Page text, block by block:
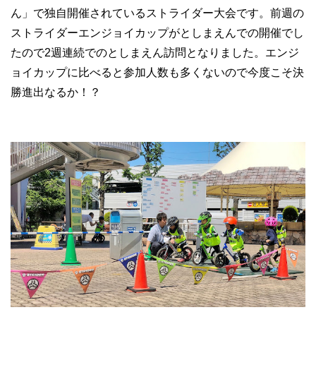
ん」で独自開催されているストライダー大会です。前週の
ストライダーエンジョイカップがとしまえんでの開催でし
たので2週連続でのとしまえん訪問となりました。エンジ
ョイカップに比べると参加人数も多くないので今度こそ決
勝進出なるか！？